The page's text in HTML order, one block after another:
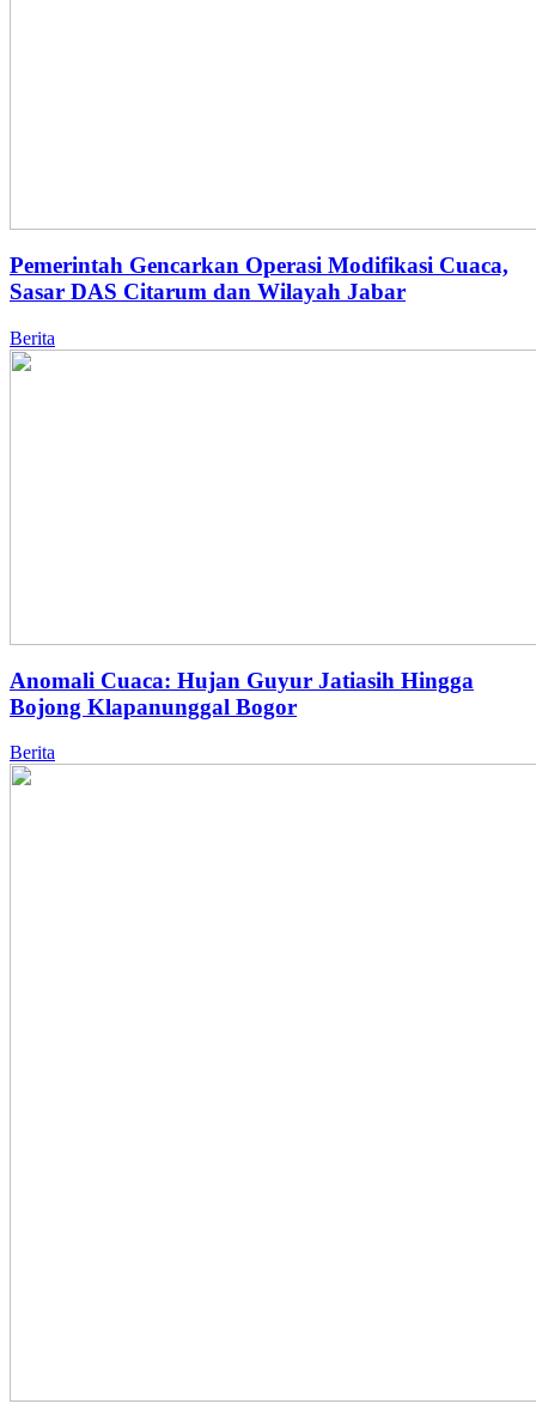
Pemerintah Gencarkan Operasi Modifikasi Cuaca,
Sasar DAS Citarum dan Wilayah Jabar
Berita
Anomali Cuaca: Hujan Guyur Jatiasih Hingga
Bojong Klapanunggal Bogor
Berita